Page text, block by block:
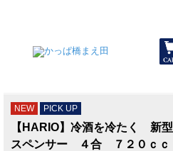
NEW PICK UP
【HARIO】冷酒を冷たく 新
スペンサー ４合 ７２０ｃ